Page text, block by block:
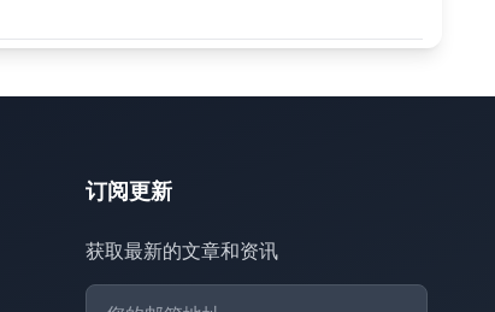
订阅更新
获取最新的文章和资讯